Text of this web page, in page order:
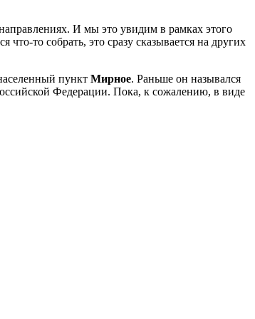
И мы это увидим в рамках этого
то собрать, это сразу сказывается на других
пункт Мирное. Раньше он назывался
Федерации. Пока, к сожалению, в виде